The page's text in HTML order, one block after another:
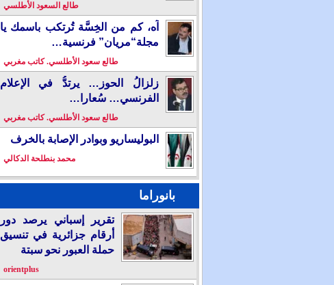
طالع السعود الأطلسي
آه، كم من الخِسَّة تُرتكب باسمك يا
مجلة“مريان” فرنسية…
طالع سعود الأطلسي. كاتب مغربي
زلزالُ الحوز… يرتدُّ في الإعلام
الفرنسي… سُعارا…
طالع سعود الأطلسي. كاتب مغربي
البوليساريو وبوادر الإصابة بالخرف
محمد بنطلحة الدكالي
بانوراما
تقرير إسباني يرصد دور
أرقام جزائرية في تنسيق
حملة العبور نحو سبتة
orientplus